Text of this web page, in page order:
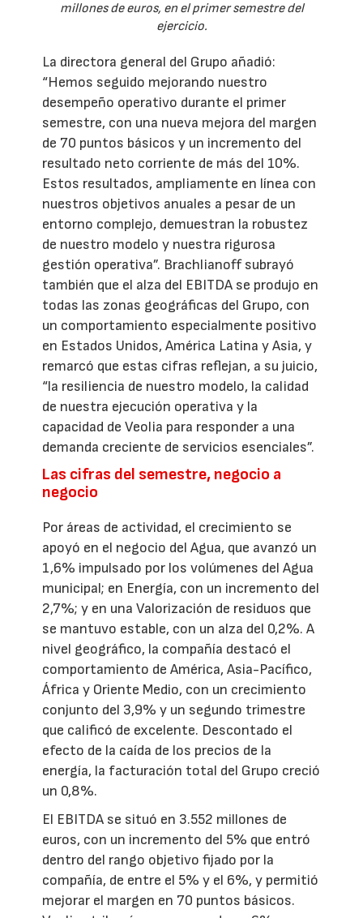
millones de euros, en el primer semestre del
ejercicio.
La directora general del Grupo añadió:
“Hemos seguido mejorando nuestro
desempeño operativo durante el primer
semestre, con una nueva mejora del margen
de 70 puntos básicos y un incremento del
resultado neto corriente de más del 10%.
Estos resultados, ampliamente en línea con
nuestros objetivos anuales a pesar de un
entorno complejo, demuestran la robustez
de nuestro modelo y nuestra rigurosa
gestión operativa”. Brachlianoff subrayó
también que el alza del EBITDA se produjo en
todas las zonas geográficas del Grupo, con
un comportamiento especialmente positivo
en Estados Unidos, América Latina y Asia, y
remarcó que estas cifras reflejan, a su juicio,
“la resiliencia de nuestro modelo, la calidad
de nuestra ejecución operativa y la
capacidad de Veolia para responder a una
demanda creciente de servicios esenciales”.
Las cifras del semestre, negocio a
negocio
Por áreas de actividad, el crecimiento se
apoyó en el negocio del Agua, que avanzó un
1,6% impulsado por los volúmenes del Agua
municipal; en Energía, con un incremento del
2,7%; y en una Valorización de residuos que
se mantuvo estable, con un alza del 0,2%. A
nivel geográfico, la compañía destacó el
comportamiento de América, Asia-Pacífico,
África y Oriente Medio, con un crecimiento
conjunto del 3,9% y un segundo trimestre
que calificó de excelente. Descontado el
efecto de la caída de los precios de la
energía, la facturación total del Grupo creció
un 0,8%.
El EBITDA se situó en 3.552 millones de
euros, con un incremento del 5% que entró
dentro del rango objetivo fijado por la
compañía, de entre el 5% y el 6%, y permitió
mejorar el margen en 70 puntos básicos.